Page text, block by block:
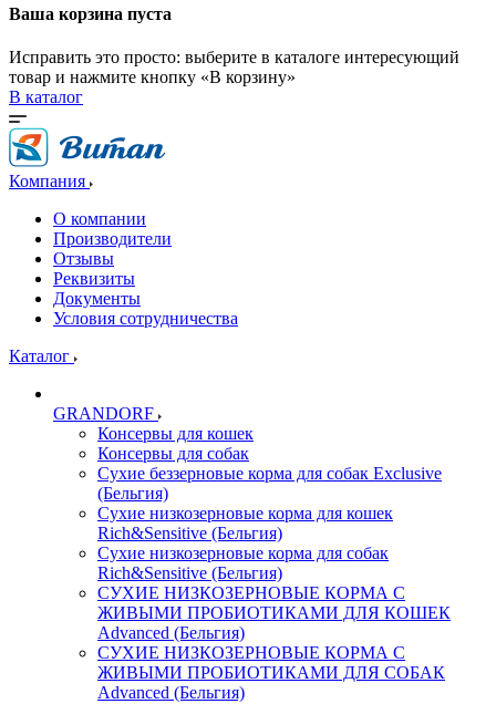
Ваша корзина пуста
Исправить это просто: выберите в каталоге интересующий
товар и нажмите кнопку «В корзину»
В каталог
Компания
О компании
Производители
Отзывы
Реквизиты
Документы
Условия сотрудничества
Каталог
GRANDORF
Консервы для кошек
Консервы для собак
Сухие беззерновые корма для собак Exclusive
(Бельгия)
Сухие низкозерновые корма для кошек
Rich&Sensitive (Бельгия)
Сухие низкозерновые корма для собак
Rich&Sensitive (Бельгия)
СУХИЕ НИЗКОЗЕРНОВЫЕ КОРМА С
ЖИВЫМИ ПРОБИОТИКАМИ ДЛЯ КОШЕК
Advanced (Бельгия)
СУХИЕ НИЗКОЗЕРНОВЫЕ КОРМА С
ЖИВЫМИ ПРОБИОТИКАМИ ДЛЯ СОБАК
Advanced (Бельгия)